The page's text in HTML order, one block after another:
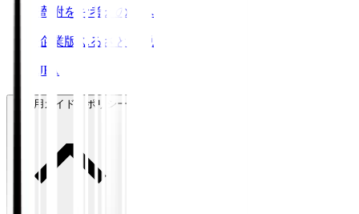
寄附をお考えの方へ
企業版ふるさと納税
JFA
ご利用ガイド・ポリシー